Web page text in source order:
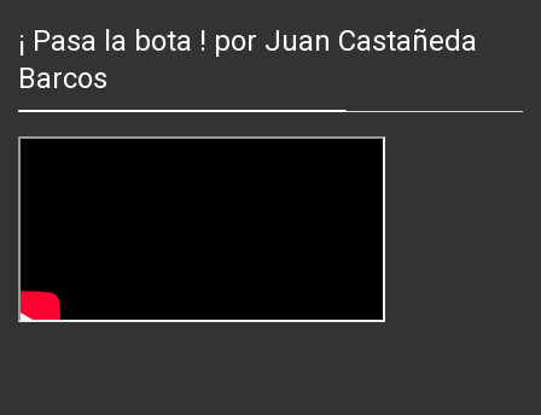
¡ Pasa la bota ! por Juan Castañeda
Barcos